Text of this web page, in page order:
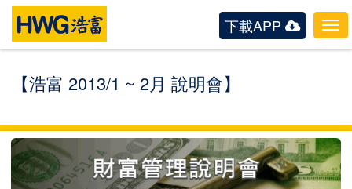
下載APP
【浩富 2013/1 ~ 2月 說明會】